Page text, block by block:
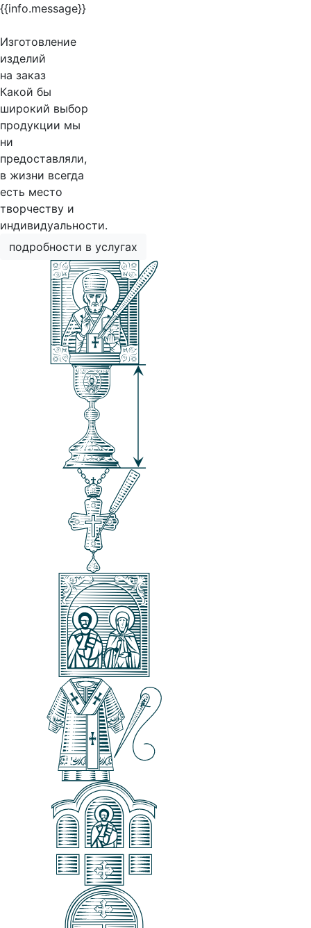
{{info.message}}
Изготовление
изделий
на заказ
Какой бы
широкий выбор
продукции мы
ни
предоставляли,
в жизни всегда
есть место
творчеству и
индивидуальности.
подробности в услугах